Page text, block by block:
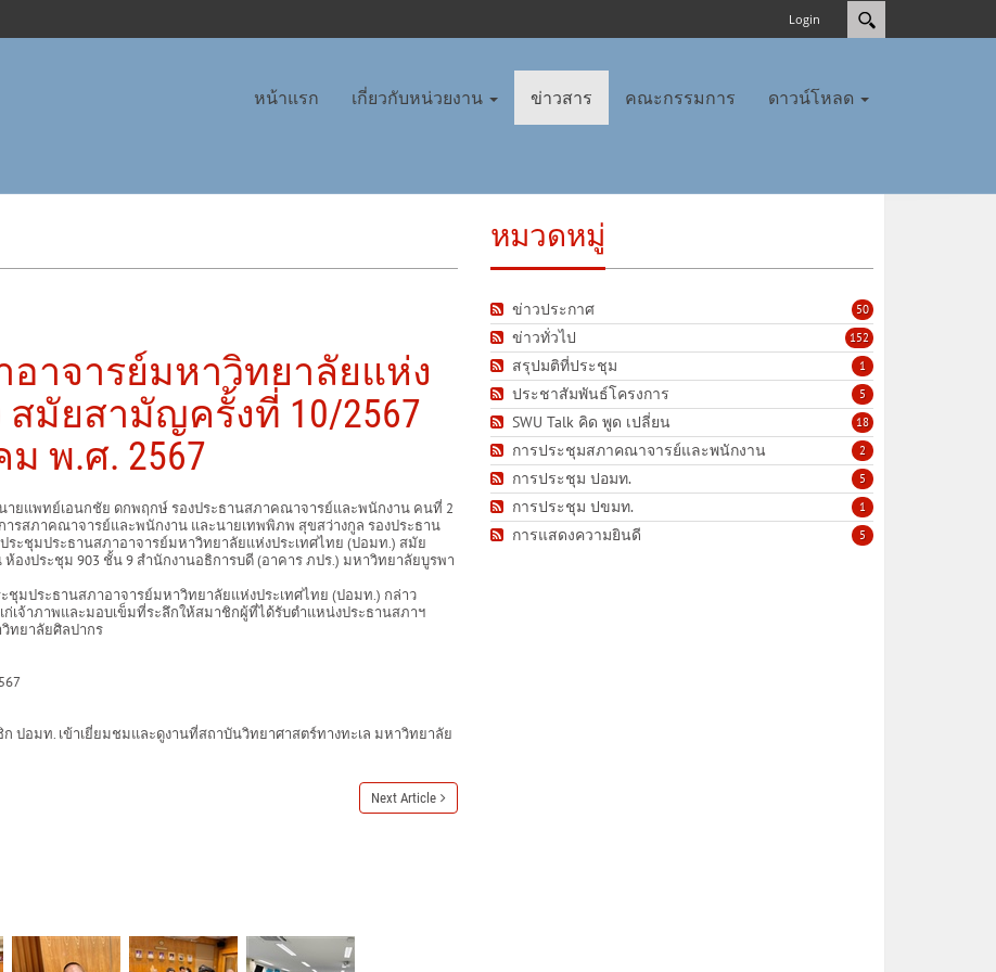
Login
หน้าแรก เกี่ยวกับหน่วยงาน ข่าวสาร คณะกรรมการ ดาวน์โหลด
าจารย์มหาวิทยาลัยแห่ง
มัยสามัญครั้งที่ 10/2567
พ.ศ. 2567
ยแพทย์เอนกชัย ดกพฤกษ์ รองประธานสภาคณาจารย์และพนักงาน คนที่ 2
รสภาคณาจารย์และพนักงาน และนายเทพพิภพ สุขสว่างกูล รองประธาน
ะชุมประธานสภาอาจารย์มหาวิทยาลัยแห่งประเทศไทย (ปอมท.) สมัย
องประชุม 903 ชั้น 9 สำนักงานอธิการบดี (อาคาร ภปร.) มหาวิทยาลัยบูรพา
มประธานสภาอาจารย์มหาวิทยาลัยแห่งประเทศไทย (ปอมท.) กล่าว
จ้าภาพและมอบเข็มที่ระลึกให้สมาชิกผู้ที่ได้รับตำแหน่งประธานสภาฯ
ทยาลัยศิลปากร
อมท. เข้าเยี่ยมชมและดูงานที่สถาบันวิทยาศาสตร์ทางทะเล มหาวิทยาลัย
Next Article
หมวดหมู่
50
ข่าวประกาศ
152
ข่าวทั่วไป
1
สรุปมติที่ประชุม
5
ประชาสัมพันธ์โครงการ
18
SWU Talk คิด พูด เปลี่ยน
2
การประชุมสภาคณาจารย์และพนักงาน
5
การประชุม ปอมท.
1
การประชุม ปขมท.
5
การแสดงความยินดี